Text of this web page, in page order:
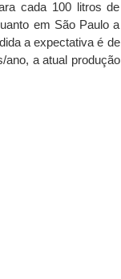
cada 100 litros de
em São Paulo a
a expectativa é de
ano, a atual produção